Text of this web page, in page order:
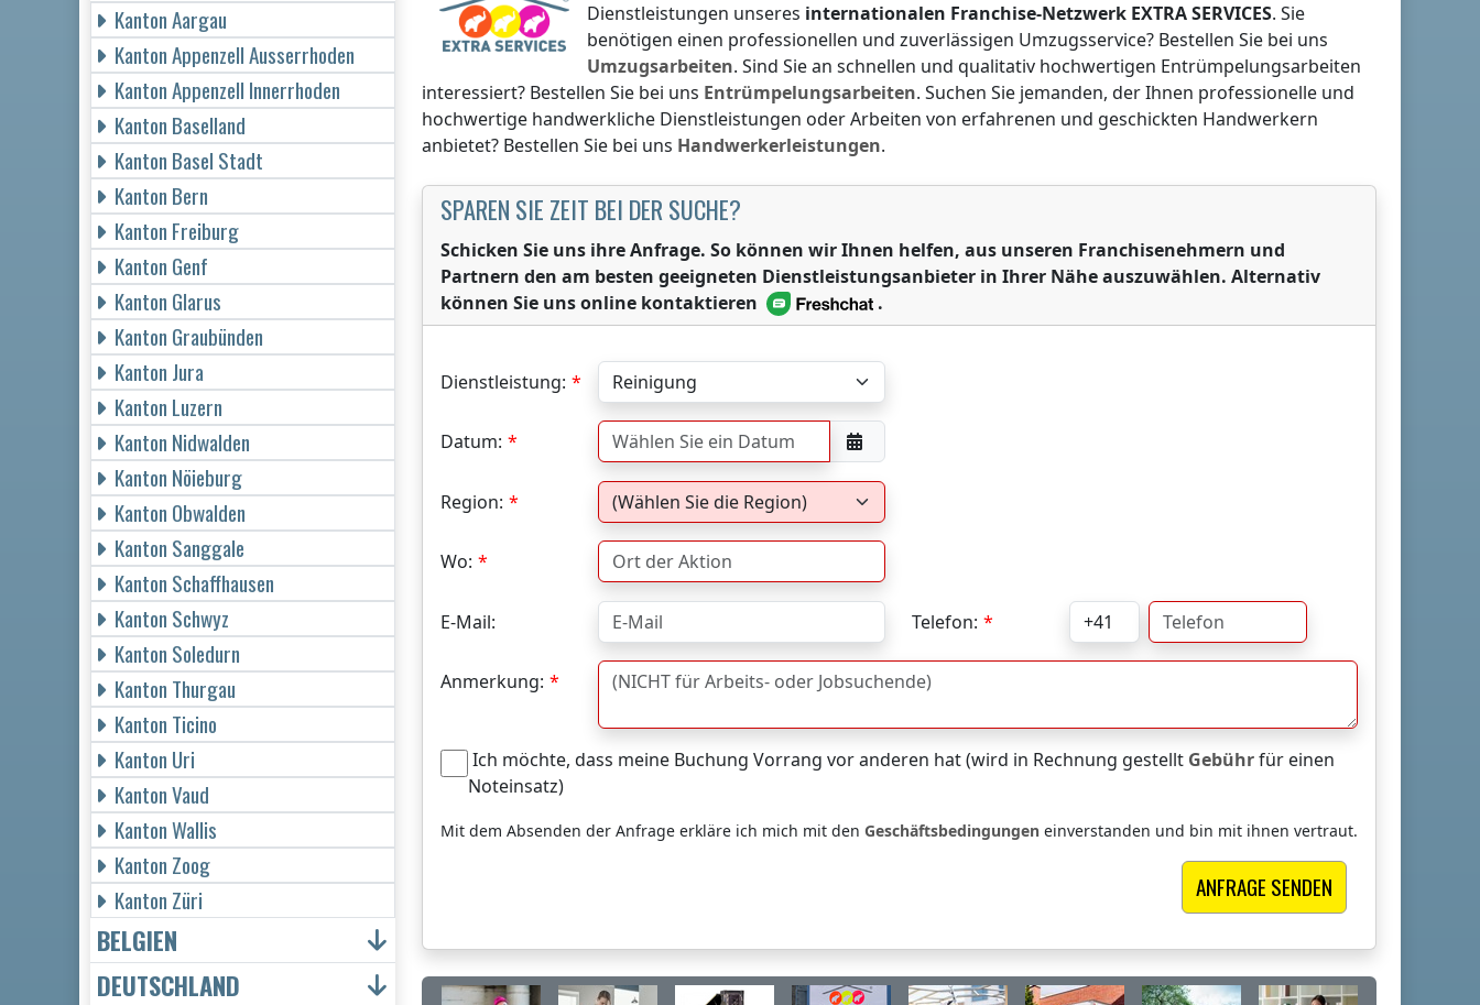
Dienstleistungen unseres internationalen Franchise-Netzwerk EXTRA SERVICES. Sie
benötigen einen professionellen und zuverlässigen Umzugsservice? Bestellen Sie bei uns
Umzugsarbeiten. Sind Sie an schnellen und qualitativ hochwertigen Entrümpelungsarbeiten
interessiert? Bestellen Sie bei uns Entrümpelungsarbeiten. Suchen Sie jemanden, der Ihnen professionelle und
hochwertige handwerkliche Dienstleistungen oder Arbeiten von erfahrenen und geschickten Handwerkern
anbietet? Bestellen Sie bei uns Handwerkerleistungen.
SPAREN SIE ZEIT BEI DER SUCHE?
Schicken Sie uns ihre Anfrage. So können wir Ihnen helfen, aus unseren Franchisenehmern und
Partnern den am besten geeigneten Dienstleistungsanbieter in Ihrer Nähe auszuwählen. Alternativ
können Sie uns online kontaktieren
.
Dienstleistung:
Datum:
Region:
Wo:
E-Mail: Telefon:
Anmerkung:
Ich möchte, dass meine Buchung Vorrang vor anderen hat (wird in Rechnung gestellt Gebührfür einen
Noteinsatz)
Mit dem Absenden der Anfrage erkläre ich mich mit den Geschäftsbedingungen einverstanden und bin mit ihnen vertraut.
Kanton Aargau
Kanton Appenzell Ausserrhoden
Kanton Appenzell Innerrhoden
Kanton Baselland
Kanton Basel Stadt
Kanton Bern
Kanton Freiburg
Kanton Genf
Kanton Glarus
Kanton Graubünden
Kanton Jura
Kanton Luzern
Kanton Nidwalden
Kanton Nöieburg
Kanton Obwalden
Kanton Sanggale
Kanton Schaffhausen
Kanton Schwyz
Kanton Soledurn
Kanton Thurgau
Kanton Ticino
Kanton Uri
Kanton Vaud
Kanton Wallis
Kanton Zoog
Kanton Züri
BELGIEN
DEUTSCHLAND